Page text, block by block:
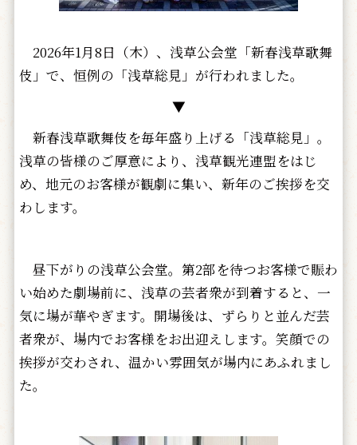
2026年1月8日（木）、浅草公会堂「新春浅草歌舞
伎」で、恒例の「浅草総見」が行われました。
▼
新春浅草歌舞伎を毎年盛り上げる「浅草総見」。
浅草の皆様のご厚意により、浅草観光連盟をはじ
め、地元のお客様が観劇に集い、新年のご挨拶を交
わします。
昼下がりの浅草公会堂。第2部を待つお客様で賑わ
い始めた劇場前に、浅草の芸者衆が到着すると、一
気に場が華やぎます。開場後は、ずらりと並んだ芸
者衆が、場内でお客様をお出迎えします。笑顔での
挨拶が交わされ、温かい雰囲気が場内にあふれまし
た。